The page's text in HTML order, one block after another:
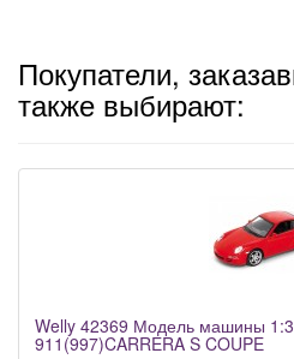
Покупатели,
также выбирают:
Welly 42369 Модель машины
911(997)CARRERA S COUPE